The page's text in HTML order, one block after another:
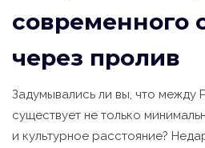
современного
через пролив
Задумывались ли вы, что
существует не только
и культурное расстояние?